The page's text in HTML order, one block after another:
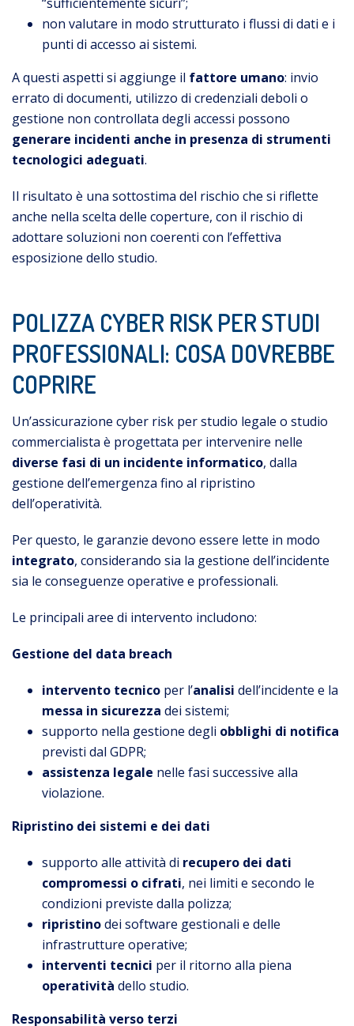
non valutare in modo strutturato i flussi di dati e i
punti di accesso ai sistemi.
A questi aspetti si aggiunge il fattore umano: invio
errato di documenti, utilizzo di credenziali deboli o
gestione non controllata degli accessi possono
generare incidenti anche in presenza di strumenti
tecnologici adeguati.
Il risultato è una sottostima del rischio che si riflette
anche nella scelta delle coperture, con il rischio di
adottare soluzioni non coerenti con l’effettiva
esposizione dello studio.
POLIZZA CYBER RISK PER STUDI
PROFESSIONALI: COSA DOVREBBE
COPRIRE
Un’assicurazione cyber risk per studio legale o studio
commercialista è progettata per intervenire nelle
diverse fasi di un incidente informatico, dalla
gestione dell’emergenza fino al ripristino
dell’operatività.
Per questo, le garanzie devono essere lette in modo
integrato, considerando sia la gestione dell’incidente
sia le conseguenze operative e professionali.
Le principali aree di intervento includono:
Gestione del data breach
intervento tecnicoper l’analisi dell’incidente e la
messa in sicurezza dei sistemi;
supporto nella gestione degli obblighi di notifica
previsti dal GDPR;
assistenza legale nelle fasi successive alla
violazione.
Ripristino dei sistemi e dei dati
supporto alle attività di recupero dei dati
compromessi o cifrati, nei limiti e secondo le
condizioni previste dalla polizza;
ripristinodei software gestionali e delle
infrastrutture operative;
interventi tecnici per il ritorno alla piena
operatività dello studio.
Responsabilità verso terzi